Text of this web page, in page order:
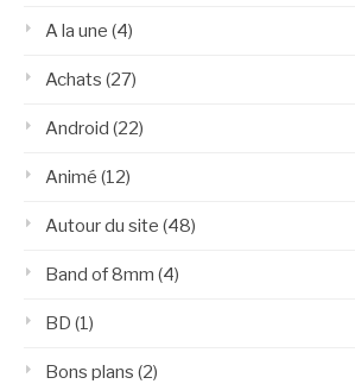
A la une (4)
Achats (27)
Android (22)
Animé (12)
Autour du site (48)
Band of 8mm (4)
BD (1)
Bons plans (2)